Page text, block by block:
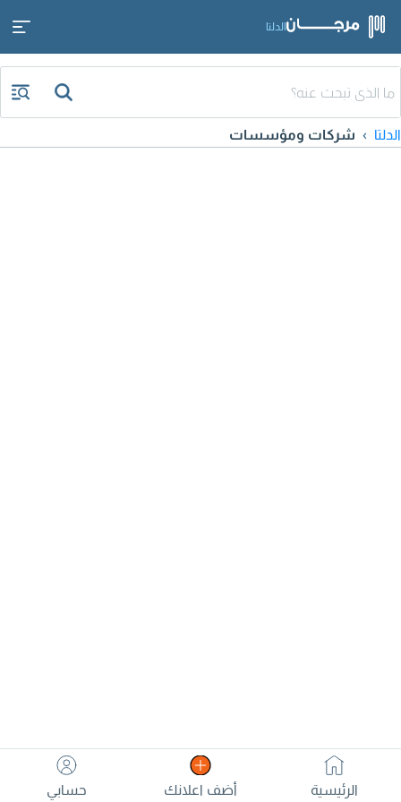
الدلتا
الدلتا شركات ومؤسسات
الرئيسية أضف اعلانك حسابي